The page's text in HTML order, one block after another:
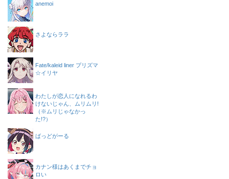
anemoi
さよならララ
Fate/kaleid liner プリズマ
☆イリヤ
わたしが恋人になれるわ
けないじゃん、ムリムリ!
（※ムリじゃなかっ
た!?）
ばっどがーる
カナン様はあくまでチョ
ロい